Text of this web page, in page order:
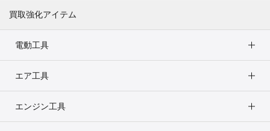
買取強化アイテム
電動工具
エア工具
エンジン工具